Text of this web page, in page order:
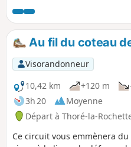
Au fil du coteau
Visorandonneur
10,42 km
+120 m
3h 20
Moyenne
Départ à Thoré-la-
Ce circuit vous emmènera